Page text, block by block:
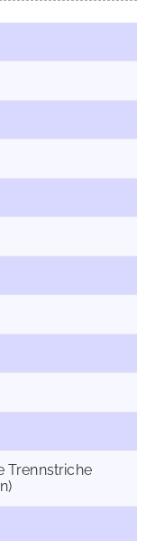
Trennstriche